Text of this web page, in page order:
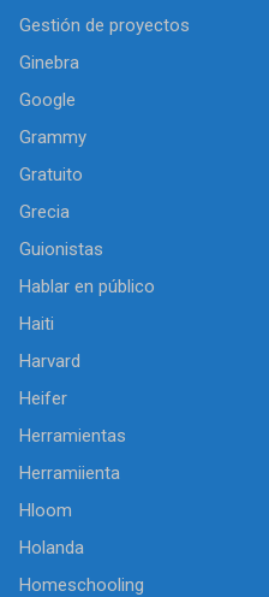
Gestión de proyectos
Ginebra
Google
Grammy
Gratuito
Grecia
Guionistas
Hablar en público
Haiti
Harvard
Heifer
Herramientas
Herramiienta
Hloom
Holanda
Homeschooling